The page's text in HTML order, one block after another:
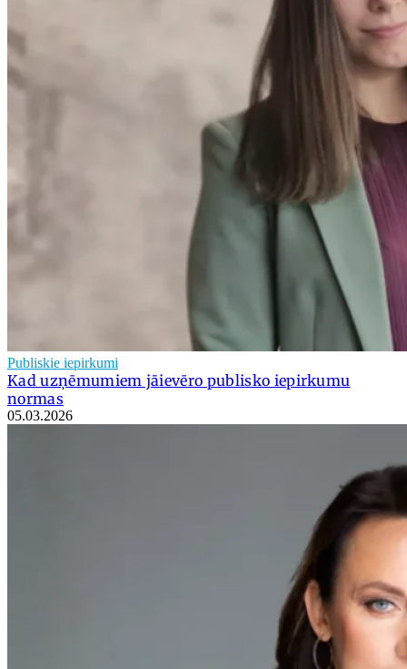
Publiskie iepirkumi
Kad uzņēmumiem jāievēro publisko iepirkumu
normas
05.03.2026